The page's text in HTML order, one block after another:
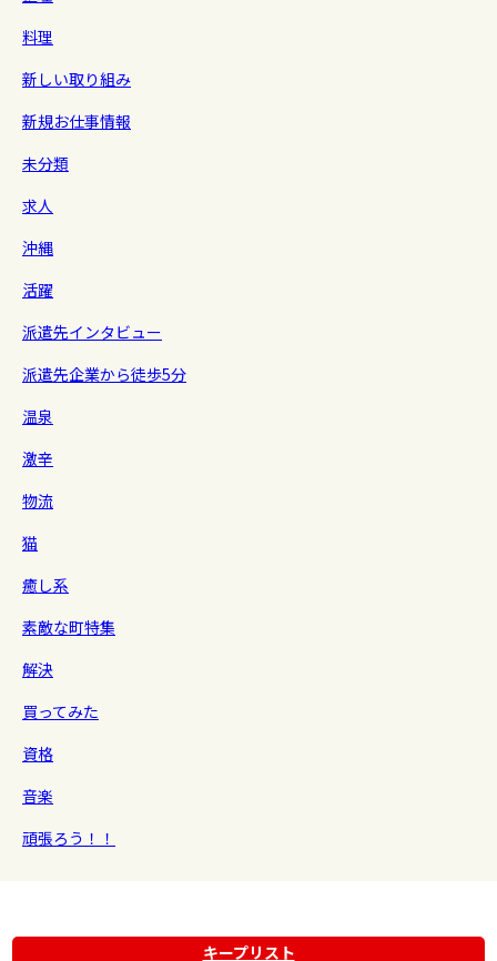
料理
新しい取り組み
新規お仕事情報
未分類
求人
沖縄
活躍
派遣先インタビュー
派遣先企業から徒歩5分
温泉
激辛
物流
猫
癒し系
素敵な町特集
解決
買ってみた
資格
音楽
頑張ろう！！
キープリスト